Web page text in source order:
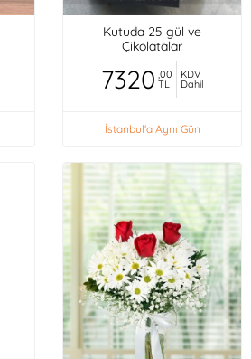
Kutuda 25 gül ve
Çikolatalar
7320 ,00
TL
KDV
Dahil
İstanbul'a Aynı Gün